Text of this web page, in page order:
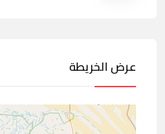
عرض الخريطة